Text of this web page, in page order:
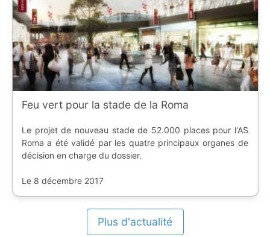
Feu vert pour la stade de la Roma
Le projet de nouveau stade de 52.000 places pour l'AS
Roma a été validé par les quatre principaux organes de
décision en charge du dossier.
Le 8 décembre 2017
Plus d'actualité